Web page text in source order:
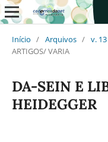
Início / Arquivos / v.
ARTIGOS/ VARIA
DA-SEIN E
HEIDEGGER